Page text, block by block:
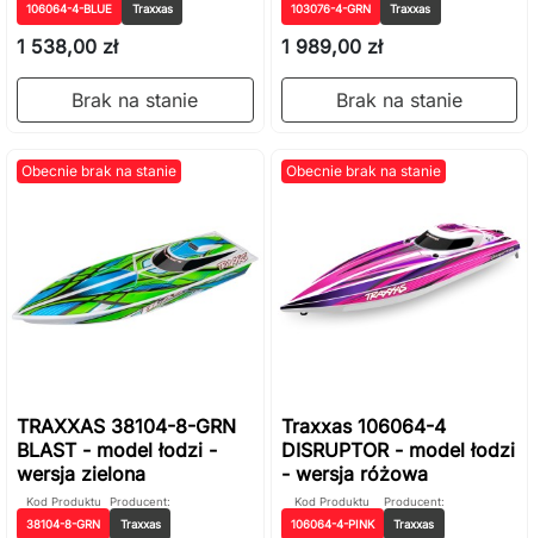
106064-4-BLUE
Traxxas
1 538,00 zł
Brak na stanie
103076-4-GRN
Traxxas
1 989,00 zł
Brak na stanie
Obecnie brak na stanie
TRAXXAS 38104-8-GRN
BLAST - model łodzi -
wersja zielona
Kod Produktu
38104-8-GRN
Producent:
Traxxas
Obecnie brak na stanie
Traxxas 106064-4
DISRUPTOR - model łodzi
- wersja różowa
Kod Produktu
106064-4-PINK
Producent:
Traxxas